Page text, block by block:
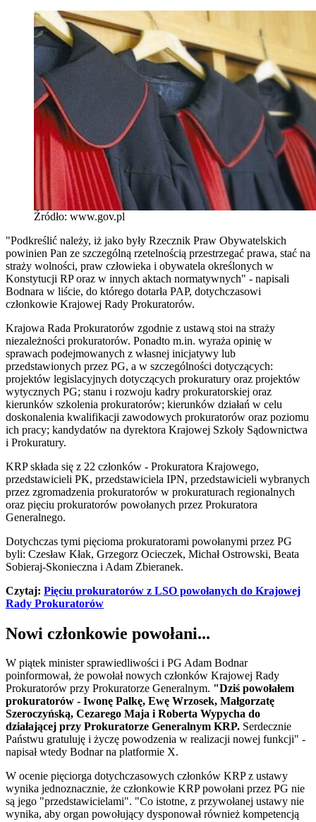
Źródło: www.gov.pl
"Podkreślić należy, iż jako były Rzecznik Praw Obywatelskich
powinien Pan ze szczególną rzetelnością przestrzegać prawa, stać na
straży wolności, praw człowieka i obywatela określonych w
Konstytucji RP oraz w innych aktach normatywnych" - napisali
Bodnara w liście, do którego dotarła PAP, dotychczasowi
członkowie Krajowej Rady Prokuratorów.
Krajowa Rada Prokuratorów zgodnie z ustawą stoi na straży
niezależności prokuratorów. Ponadto m.in. wyraża opinię w
sprawach podejmowanych z własnej inicjatywy lub
przedstawionych przez PG, a w szczególności dotyczących:
projektów legislacyjnych dotyczących prokuratury oraz projektów
wytycznych PG; stanu i rozwoju kadry prokuratorskiej oraz
kierunków szkolenia prokuratorów; kierunków działań w celu
doskonalenia kwalifikacji zawodowych prokuratorów oraz poziomu
ich pracy; kandydatów na dyrektora Krajowej Szkoły Sądownictwa
i Prokuratury.
KRP składa się z 22 członków - Prokuratora Krajowego,
przedstawicieli PK, przedstawiciela IPN, przedstawicieli wybranych
przez zgromadzenia prokuratorów w prokuraturach regionalnych
oraz pięciu prokuratorów powołanych przez Prokuratora
Generalnego.
Dotychczas tymi pięcioma prokuratorami powołanymi przez PG
byli: Czesław Kłak, Grzegorz Ocieczek, Michał Ostrowski, Beata
Sobieraj-Skonieczna i Adam Zbieranek.
Czytaj: Pięciu prokuratorów z LSO powołanych do Krajowej
Rady Prokuratorów
Nowi członkowie powołani...
W piątek minister sprawiedliwości i PG Adam Bodnar
poinformował, że powołał nowych członków Krajowej Rady
Prokuratorów przy Prokuratorze Generalnym. "Dziś powołałem
prokuratorów - Iwonę Palkę, Ewę Wrzosek, Małgorzatę
Szeroczyńską, Cezarego Maja i Roberta Wypycha do
działającej przy Prokuratorze Generalnym KRP. Serdecznie
Państwu gratuluję i życzę powodzenia w realizacji nowej funkcji" -
napisał wtedy Bodnar na platformie X.
W ocenie pięciorga dotychczasowych członków KRP z ustawy
wynika jednoznacznie, że członkowie KRP powołani przez PG nie
są jego "przedstawicielami". "Co istotne, z przywołanej ustawy nie
wynika, aby organ powołujący dysponował również kompetencją